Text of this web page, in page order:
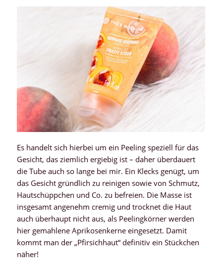
Es handelt sich hierbei um ein Peeling speziell für das
Gesicht, das ziemlich ergiebig ist – daher überdauert
die Tube auch so lange bei mir. Ein Klecks genügt, um
das Gesicht gründlich zu reinigen sowie von Schmutz,
Hautschüppchen und Co. zu befreien. Die Masse ist
insgesamt angenehm cremig und trocknet die Haut
auch überhaupt nicht aus, als Peelingkörner werden
hier gemahlene Aprikosenkerne eingesetzt. Damit
kommt man der „Pfirsichhaut“ definitiv ein Stückchen
näher!